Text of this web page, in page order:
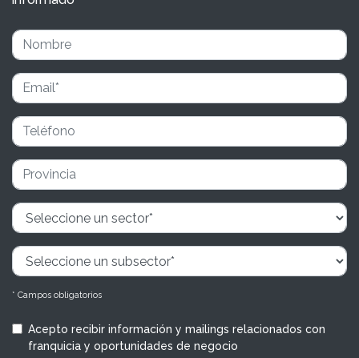
* Campos obligatorios
Acepto recibir información y mailings relacionados con
franquicia y oportunidades de negocio